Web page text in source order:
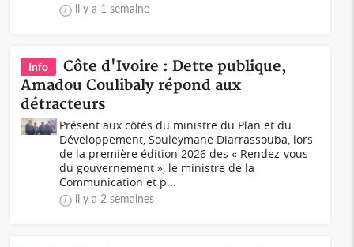
il y a 1 semaine
Info
Côte d'Ivoire : Dette publique,
Amadou Coulibaly répond aux
détracteurs
Présent aux côtés du ministre du Plan et du
Développement, Souleymane Diarrassouba, lors
de la première édition 2026 des « Rendez-vous
du gouvernement », le ministre de la
Communication et p...
il y a 2 semaines